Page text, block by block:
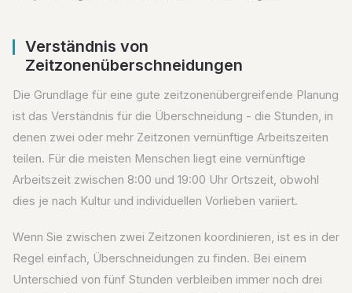
Verständnis von
Zeitzonenüberschneidungen
Die Grundlage für eine gute zeitzonenübergreifende Planung
ist das Verständnis für die Überschneidung - die Stunden, in
denen zwei oder mehr Zeitzonen vernünftige Arbeitszeiten
teilen. Für die meisten Menschen liegt eine vernünftige
Arbeitszeit zwischen 8:00 und 19:00 Uhr Ortszeit, obwohl
dies je nach Kultur und individuellen Vorlieben variiert.
Wenn Sie zwischen zwei Zeitzonen koordinieren, ist es in der
Regel einfach, Überschneidungen zu finden. Bei einem
Unterschied von fünf Stunden verbleiben immer noch drei